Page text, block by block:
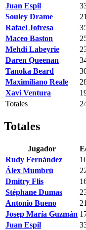
Juan Espil
Souley Drame
21
Rafael Jofresa
Maceo Baston
Mehdi Labeyrie
Daren Queenan
Tanoka Beard
Maximiliano Reale
Xavi Ventura
Totales
Totales
Jugador
Rudy Fernández
Álex Mumbrú
Dmitry Flis
Stéphane Dumas
Antonio Bueno
21
Josep María Guzmán
Juan Espil